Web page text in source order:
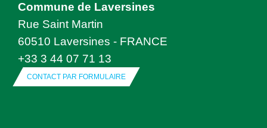
Commune de Laversines
Rue Saint Martin
60510 Laversines - FRANCE
+33 3 44 07 71 13
CONTACT PAR FORMULAIRE